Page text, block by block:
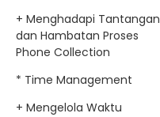
+ Menghadapi Tantangan
dan Hambatan Proses
Phone Collection
* Time Management
+ Mengelola Waktu